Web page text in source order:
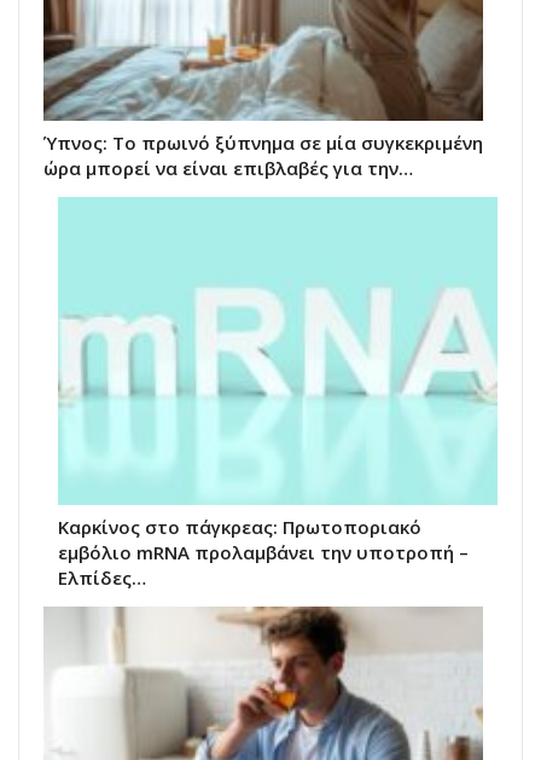
Ύπνος: Το πρωινό ξύπνημα σε μία συγκεκριμένη
ώρα μπορεί να είναι επιβλαβές για την…
Καρκίνος στο πάγκρεας: Πρωτοποριακό
εμβόλιο mRNA προλαμβάνει την υποτροπή –
Ελπίδες…